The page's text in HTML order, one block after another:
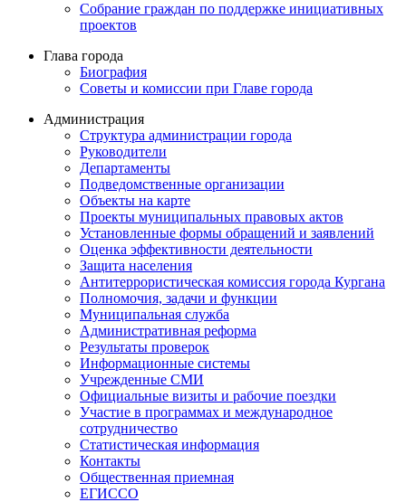
Собрание граждан по поддержке инициативных
проектов
Глава города
Биография
Советы и комиссии при Главе города
Администрация
Структура администрации города
Руководители
Департаменты
Подведомственные организации
Объекты на карте
Проекты муниципальных правовых актов
Установленные формы обращений и заявлений
Оценка эффективности деятельности
Защита населения
Антитеррористическая комиссия города Кургана
Полномочия, задачи и функции
Муниципальная служба
Административная реформа
Результаты проверок
Информационные системы
Учрежденные СМИ
Официальные визиты и рабочие поездки
Участие в программах и международное
сотрудничество
Статистическая информация
Контакты
Общественная приемная
ЕГИССО